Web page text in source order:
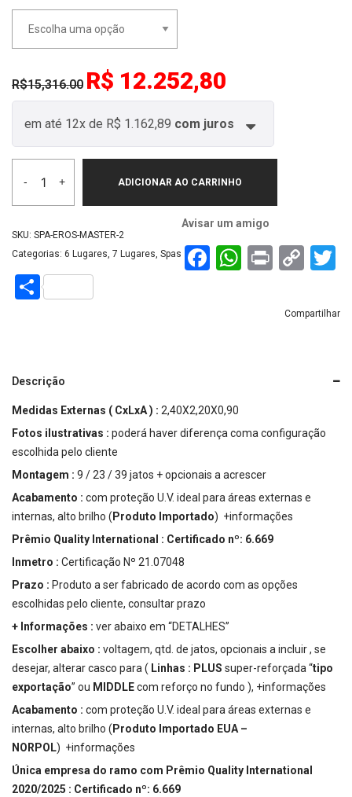
R$15,316.00 R$ 12.252,80
em até 12x de R$ 1.162,89 com juros
- + ADICIONAR AO CARRINHO
SKU: SPA-EROS-MASTER-2
Categorias: 6 Lugares, 7 Lugares, Spas
Avisar um amigo
Facebook
Print
Share
Compartilhar
Descrição
Medidas Externas ( CxLxA ) : 2,40X2,20X0,90
Fotos ilustrativas : poderá haver diferença coma configuração
escolhida pelo cliente
Montagem : 9 / 23 / 39 jatos + opcionais a acrescer
Acabamento : com proteção U.V. ideal para áreas externas e
internas, alto brilho ( Produto Importado) +informações
Prêmio Quality International : Certificado nº: 6.669
Inmetro : Certificação Nº 21.07048
Prazo : Produto a ser fabricado de acordo com as opções
escolhidas pelo cliente, consultar prazo
+ Informações : ver abaixo em “DETALHES”
Escolher abaixo : voltagem, qtd. de jatos, opcionais a incluir , se
desejar, alterar casco para ( Linhas : PLUS super-reforçada “tipo
exportação” ou MIDDLEcom reforço no fundo ), +informações
Acabamento : com proteção U.V. ideal para áreas externas e
internas, alto brilho ( Produto Importado EUA –
NORPOL) +informações
Única empresa do ramo com Prêmio Quality International
2020/2025 : Certificado nº: 6.669